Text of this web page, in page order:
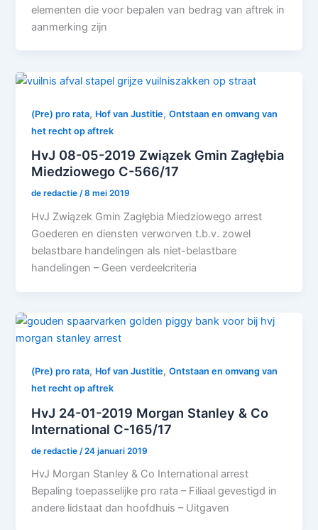
elementen die voor bepalen van bedrag van aftrek in
aanmerking zijn
(Pre) pro rata, Hof van Justitie,Ontstaan en omvang van
het recht op aftrek
HvJ 08-05-2019 Związek Gmin Zagłębia
Miedziowego C-566/17
de redactie/8 mei 2019
HvJ Związek Gmin Zagłębia Miedziowego arrest
Goederen en diensten verworven t.b.v. zowel
belastbare handelingen als niet-belastbare
handelingen – Geen verdeelcriteria
(Pre) pro rata, Hof van Justitie,Ontstaan en omvang van
het recht op aftrek
HvJ 24-01-2019 Morgan Stanley & Co
International C-165/17
de redactie /24 januari 2019
HvJ Morgan Stanley & Co International arrest
Bepaling toepasselijke pro rata – Filiaal gevestigd in
andere lidstaat dan hoofdhuis – Uitgaven